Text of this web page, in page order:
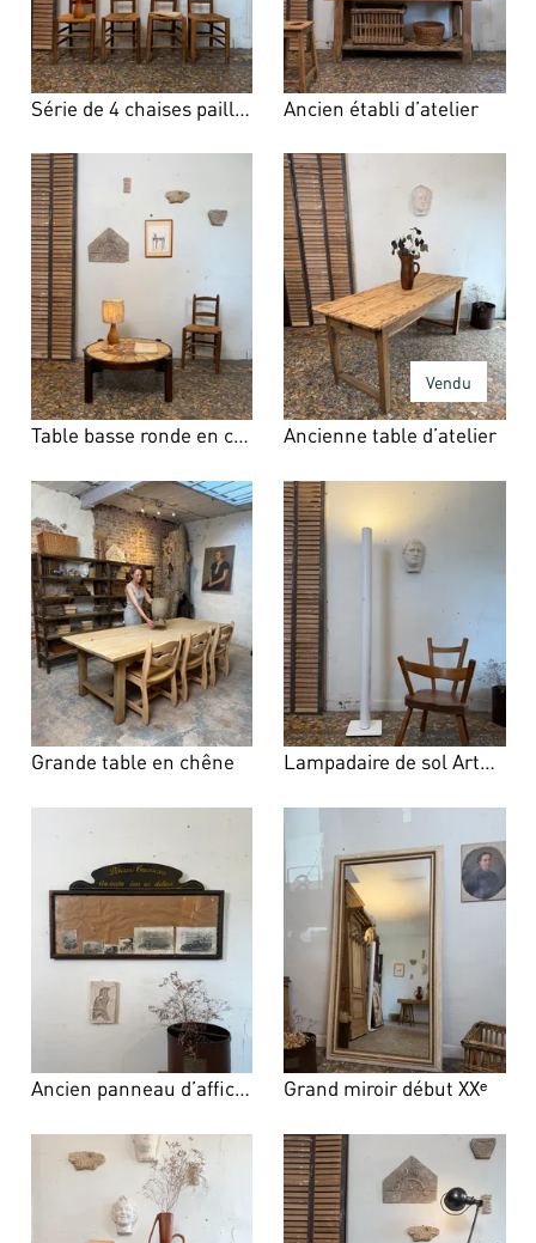
Série de 4 chaises paillées Ancien établi d’atelier
Table basse ronde en céramique Ancienne table d’atelier
Vendu
Grande table en chêne Lampadaire de sol Artemide ILIO
Ancien panneau d’affichage de carrossier Grand miroir début XXᵉ